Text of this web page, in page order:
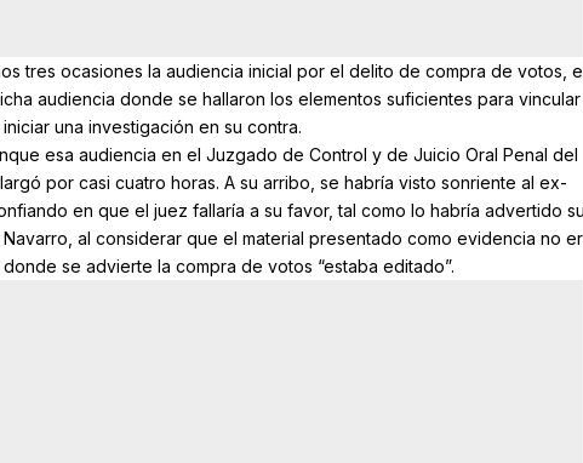
tres ocasiones la audiencia inicial por el delito de compra de votos,
audiencia donde se hallaron los elementos suficientes para vincular
una investigación en su contra.
esa audiencia en el Juzgado de Control y de Juicio Oral Penal del
por casi cuatro horas. A su arribo, se habría visto sonriente al ex-
en que el juez fallaría a su favor, tal como lo habría advertido su
al considerar que el material presentado como evidencia no
se advierte la compra de votos “estaba editado”.